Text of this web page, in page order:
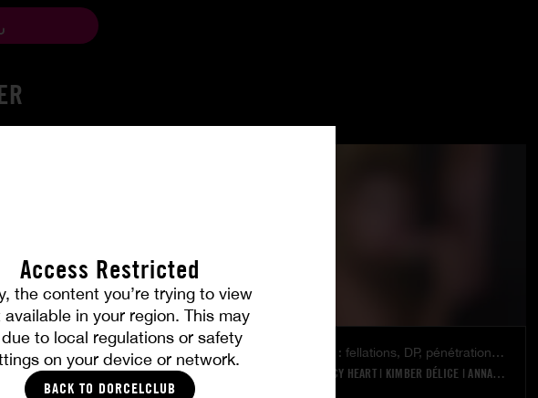
Access Restricted
the content you’re trying to view
available in your region. This may
to local regulations or safety
on your device or network.
BACK TO DORCELCLUB
soumise
Orgie libertine : fellations, DP, pénétrations anales pour Anna & Lucy
LUCY HEART | KIMBER DÉLICE |ANNA POLINA